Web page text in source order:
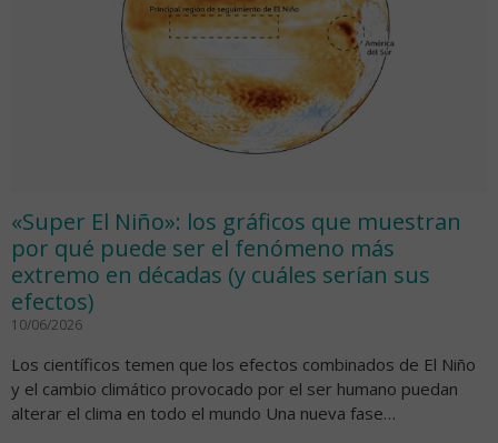
«Super El Niño»: los gráficos que muestran
por qué puede ser el fenómeno más
extremo en décadas (y cuáles serían sus
efectos)
10/06/2026
Los científicos temen que los efectos combinados de El Niño
y el cambio climático provocado por el ser humano puedan
alterar el clima en todo el mundo Una nueva fase…